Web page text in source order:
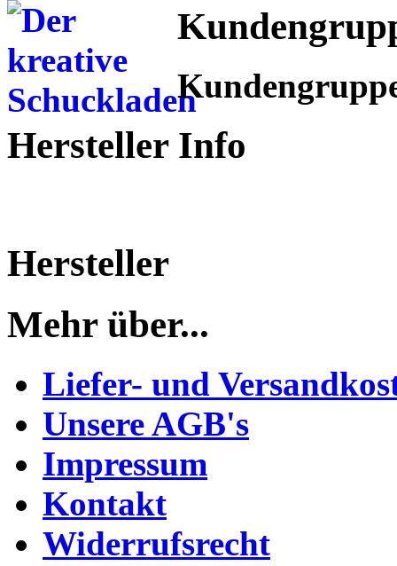
Hersteller Info
Hersteller
Mehr über...
Liefer- und
Unsere AGB's
Impressum
Kontakt
Widerrufsrecht